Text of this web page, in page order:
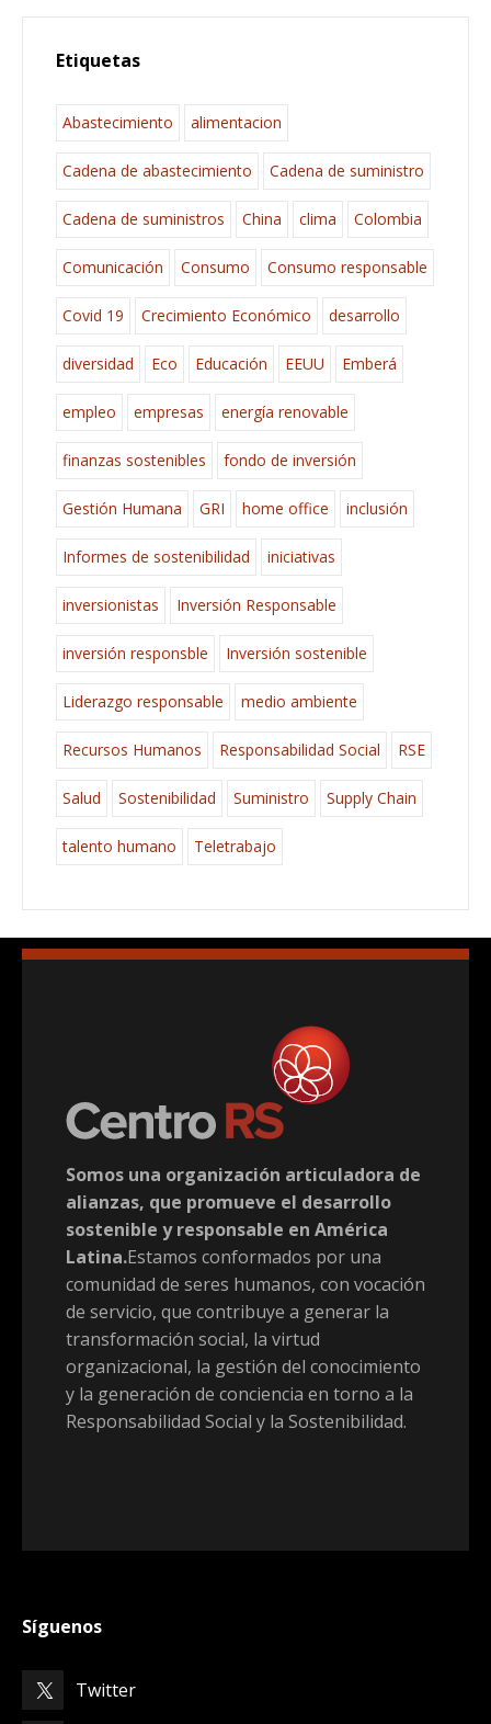
Etiquetas
Abastecimiento alimentacion
Cadena de abastecimiento Cadena de suministro
Cadena de suministros China clima Colombia
Comunicación Consumo Consumo responsable
Covid 19 Crecimiento Económico desarrollo
diversidad Eco Educación EEUU Emberá
empleo empresas energía renovable
finanzas sostenibles fondo de inversión
Gestión Humana GRI home office inclusión
Informes de sostenibilidad iniciativas
inversionistas Inversión Responsable
inversión responsble Inversión sostenible
Liderazgo responsable medio ambiente
Recursos Humanos Responsabilidad Social RSE
Salud Sostenibilidad Suministro Supply Chain
talento humano Teletrabajo
Somos una organización articuladora de
alianzas, que promueve el desarrollo
sostenible y responsable en América
Latina.Estamos conformados por una
comunidad de seres humanos, con vocación
de servicio, que contribuye a generar la
transformación social, la virtud
organizacional, la gestión del conocimiento
y la generación de conciencia en torno a la
Responsabilidad Social y la Sostenibilidad.
Síguenos
Twitter